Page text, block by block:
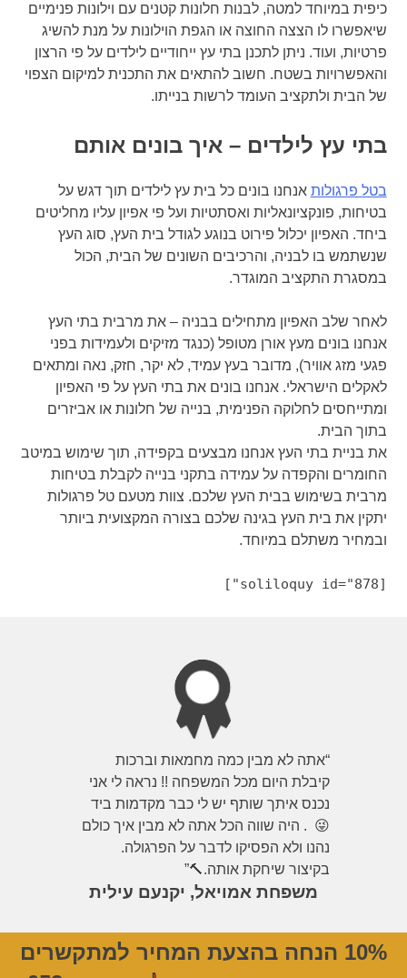
כיפית במיוחד למטה, לבנות חלונות קטנים עם וילונות פנימיים
שיאפשרו לו הצצה החוצה או הגפת הוילונות על מנת להשיג
פרטיות, ועוד. ניתן לתכנן בתי עץ ייחודיים לילדים על פי הרצון
והאפשרויות בשטח. חשוב להתאים את התכנית למיקום הצפוי
של הבית ולתקציב העומד לרשות בנייתו.
בתי עץ לילדים – איך בונים אותם
בטל פרגולות אנחנו בונים כל בית עץ לילדים תוך דגש על
בטיחות, פונקציונאליות ואסתטיות ועל פי אפיון עליו מחליטים
ביחד. האפיון יכלול פירוט בנוגע לגודל בית העץ, סוג העץ
שנשתמש בו לבניה, והרכיבים השונים של הבית, הכול
במסגרת התקציב המוגדר.
לאחר שלב האפיון מתחילים בבניה – את מרבית בתי העץ
אנחנו בונים מעץ אורן מטופל (כנגד מזיקים ולעמידות בפני
פגעי מזג אוויר), מדובר בעץ עמיד, לא יקר, חזק, נאה ומתאים
לאקלים הישראלי. אנחנו בונים את בתי העץ על פי האפיון
ומתייחסים לחלוקה הפנימית, בנייה של חלונות או אביזרים
בתוך הבית.
את בניית בתי העץ אנחנו מבצעים בקפידה, תוך שימוש במיטב
החומרים והקפדה על עמידה בתקני בנייה לקבלת בטיחות
מרבית בשימוש בבית העץ שלכם. צוות מטעם טל פרגולות
יתקין את בית העץ בגינה שלכם בצורה המקצועית ביותר
ובמחיר משתלם במיוחד.
[soliloquy id="878"]
“אתה לא מבין כמה מחמאות וברכות
קיבלת היום מכל המשפחה !! נראה לי אני
נכנס איתך שותף יש לי כבר מקדמות ביד
😜 . היה שווה הכל אתה לא מבין איך כולם
נהנו ולא הפסיקו לדבר על הפרגולה.
בקיצור שיחקת אותה.🔨”
משפחת אמויאל, יקנעם עילית
10% הנחה בהצעת המחיר למתקשרים